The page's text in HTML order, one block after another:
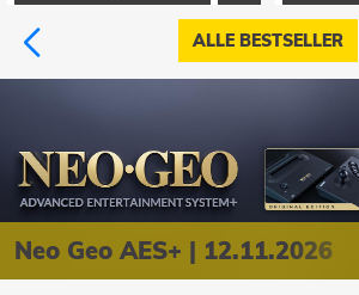
ALLE BESTSELLER
Neo Geo AES+ | 12.11.2026